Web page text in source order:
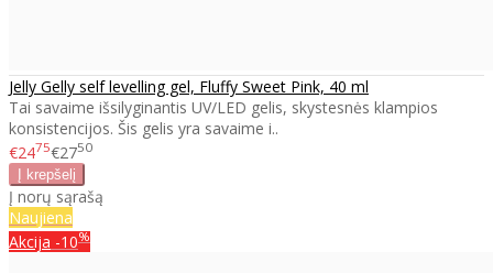
Jelly Gelly self levelling gel, Fluffy Sweet Pink, 40 ml
Tai savaime išsilyginantis UV/LED gelis, skystesnės klampios
konsistencijos. Šis gelis yra savaime i..
€2475€2750
Į norų sąrašą
Naujiena
Akcija -10%